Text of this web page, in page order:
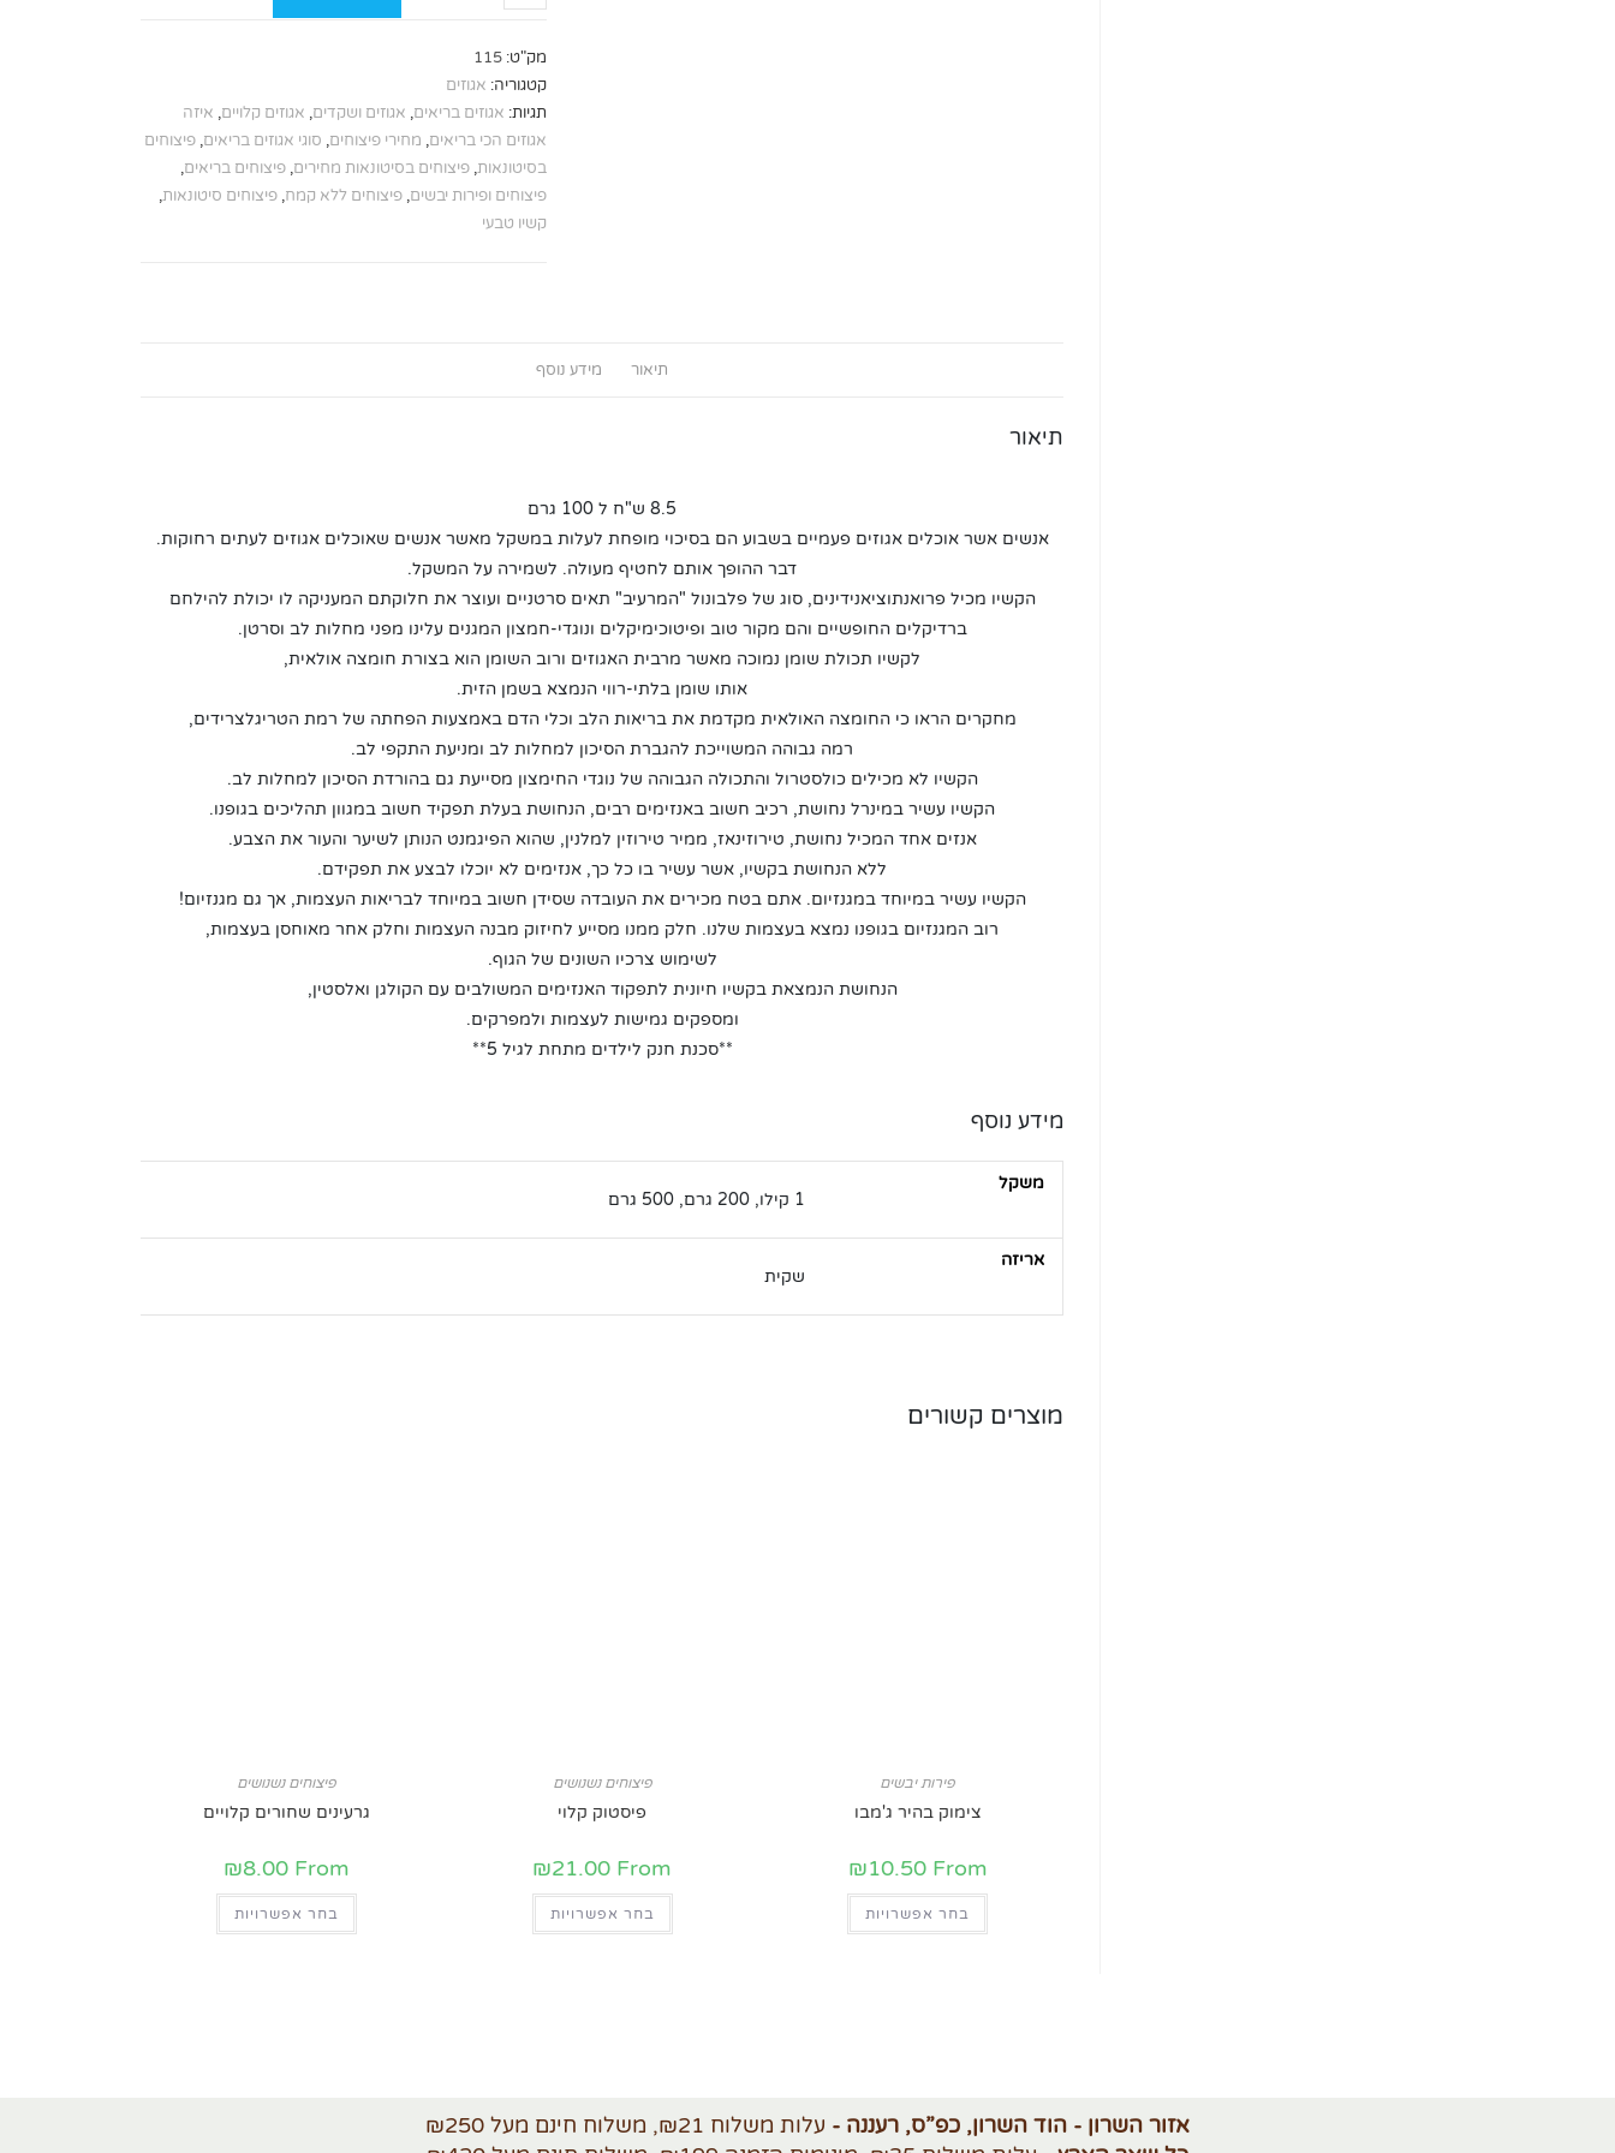
מק"ט: 115
קטגוריה: אגוזים
תגיות: אגוזים בריאים, אגוזים ושקדים, אגוזים קלויים, איזה
אגוזים הכי בריאים, מחירי פיצוחים, סוגי אגוזים בריאים, פיצוחים
בסיטונאות, פיצוחים בסיטונאות מחירים, פיצוחים בריאים,
פיצוחים ופירות יבשים, פיצוחים ללא קמח, פיצוחים סיטונאות,
קשיו טבעי
תיאור מידע נוסף
תיאור
8.5 ש"ח ל 100 גרם
אנשים אשר אוכלים אגוזים פעמיים בשבוע הם בסיכוי מופחת לעלות במשקל מאשר אנשים שאוכלים אגוזים לעתים רחוקות.
דבר ההופך אותם לחטיף מעולה. לשמירה על המשקל.
הקשיו מכיל פרואנתוציאנידינים, סוג של פלבונול "המרעיב" תאים סרטניים ועוצר את חלוקתם המעניקה לו יכולת להילחם
ברדיקלים החופשיים והם מקור טוב ופיטוכימיקלים ונוגדי-חמצון המגנים עלינו מפני מחלות לב וסרטן.
לקשיו תכולת שומן נמוכה מאשר מרבית האגוזים ורוב השומן הוא בצורת חומצה אולאית,
אותו שומן בלתי-רווי הנמצא בשמן הזית.
מחקרים הראו כי החומצה האולאית מקדמת את בריאות הלב וכלי הדם באמצעות הפחתה של רמת הטריגלצרידים,
רמה גבוהה המשוייכת להגברת הסיכון למחלות לב ומניעת התקפי לב.
הקשיו לא מכילים כולסטרול והתכולה הגבוהה של נוגדי החימצון מסייעת גם בהורדת הסיכון למחלות לב.
הקשיו עשיר במינרל נחושת, רכיב חשוב באנזימים רבים, הנחושת בעלת תפקיד חשוב במגוון תהליכים בגופנו.
אנזים אחד המכיל נחושת, טירוזינאז, ממיר טירוזין למלנין, שהוא הפיגמנט הנותן לשיער והעור את הצבע.
ללא הנחושת בקשיו, אשר עשיר בו כל כך, אנזימים לא יוכלו לבצע את תפקידם.
הקשיו עשיר במיוחד במגנזיום. אתם בטח מכירים את העובדה שסידן חשוב במיוחד לבריאות העצמות, אך גם מגנזיום!
רוב המגנזיום בגופנו נמצא בעצמות שלנו. חלק ממנו מסייע לחיזוק מבנה העצמות וחלק אחר מאוחסן בעצמות,
לשימוש צרכיו השונים של הגוף.
הנחושת הנמצאת בקשיו חיונית לתפקוד האנזימים המשולבים עם הקולגן ואלסטין,
ומספקים גמישות לעצמות ולמפרקים.
**סכנת חנק לילדים מתחת לגיל 5**
מידע נוסף
משקל
1 קילו, 200 גרם, 500 גרם
אריזה
שקית
מוצרים קשורים
פירות יבשים
צימוק בהיר ג'מבו
From
₪10.50
בחר אפשרויות
פיצוחים נשנושים
פיסטוק קלוי
From
₪21.00
בחר אפשרויות
פיצוחים נשנושים
גרעינים שחורים קלויים
From
₪8.00
בחר אפשרויות
אזור השרון - הוד השרון, כפ”ס, רעננה - עלות משלוח ₪21, משלוח חינם מעל ₪250